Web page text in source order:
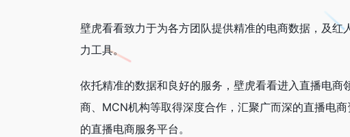
壁虎看看致力于为各方团队提供精准的电商数据，及
力工具。
依托精准的数据和良好的服务，壁虎看看进入直播电
商、MCN机构等取得深度合作，汇聚广而深的直播电
的直播电商服务平台。